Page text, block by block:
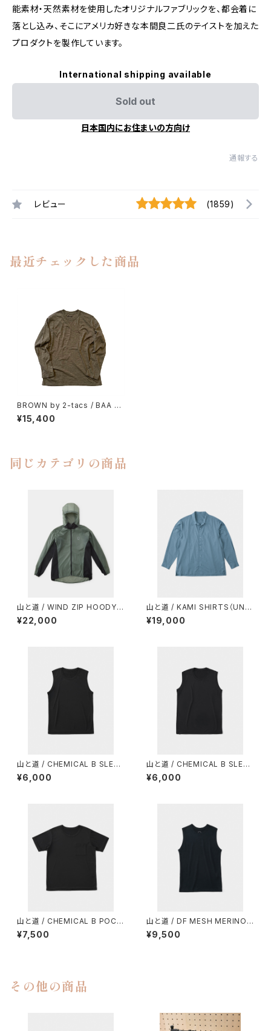
能素材・天然素材を使用したオリジナルファブリックを、都会着に
落とし込み、そこにアメリカ好きな本間良二氏のテイストを加えた
プロダクトを製作しています。
International shipping available
Sold out
日本国内にお住まいの方向け
通報する
レビュー (1859)
最近チェックした商品
BROWN by 2-tacs / BAA C
REW LONGSLEEVE
¥15,400
同じカテゴリの商品
山と道 / WIND ZIP HOODY
（UNISEX）
¥22,000
山と道 / KAMI SHIRTS（UNIS
EX）
¥19,000
山と道 / CHEMICAL B SLEEV
ELESS（MEN）
¥6,000
山と道 / CHEMICAL B SLEEV
ELESS（WOMEN）
¥6,000
山と道 / CHEMICAL B POCK
ET T-SHIRT（UNISEX）
¥7,500
山と道 / DF MESH MERINO
SLEEVELESS（MEN）
¥9,500
その他の商品